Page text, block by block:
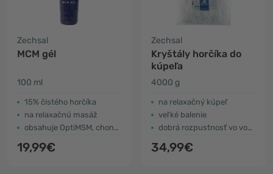
Zechsal
MCM gél
100 ml
15% čistého horčíka
na relaxačnú masáž
obsahuje OptiMSM, chondroitín a zázvor
19,99€
Zechsal
Kryštály horčíka do
kúpeľa
4000 g
na relaxačný kúpeľ
veľké balenie
dobrá rozpustnosť vo vode
34,99€